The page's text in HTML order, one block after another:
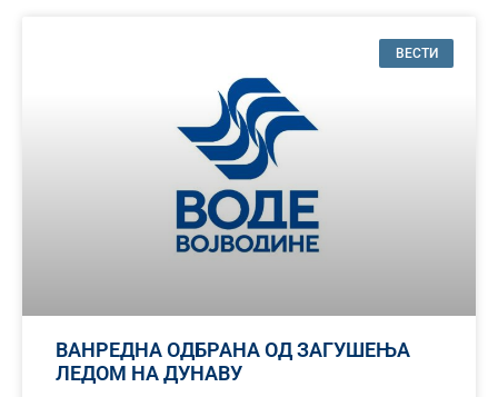
ВЕСТИ
ВАНРЕДНА ОДБРАНА ОД ЗАГУШЕЊА
ЛЕДОМ НА ДУНАВУ